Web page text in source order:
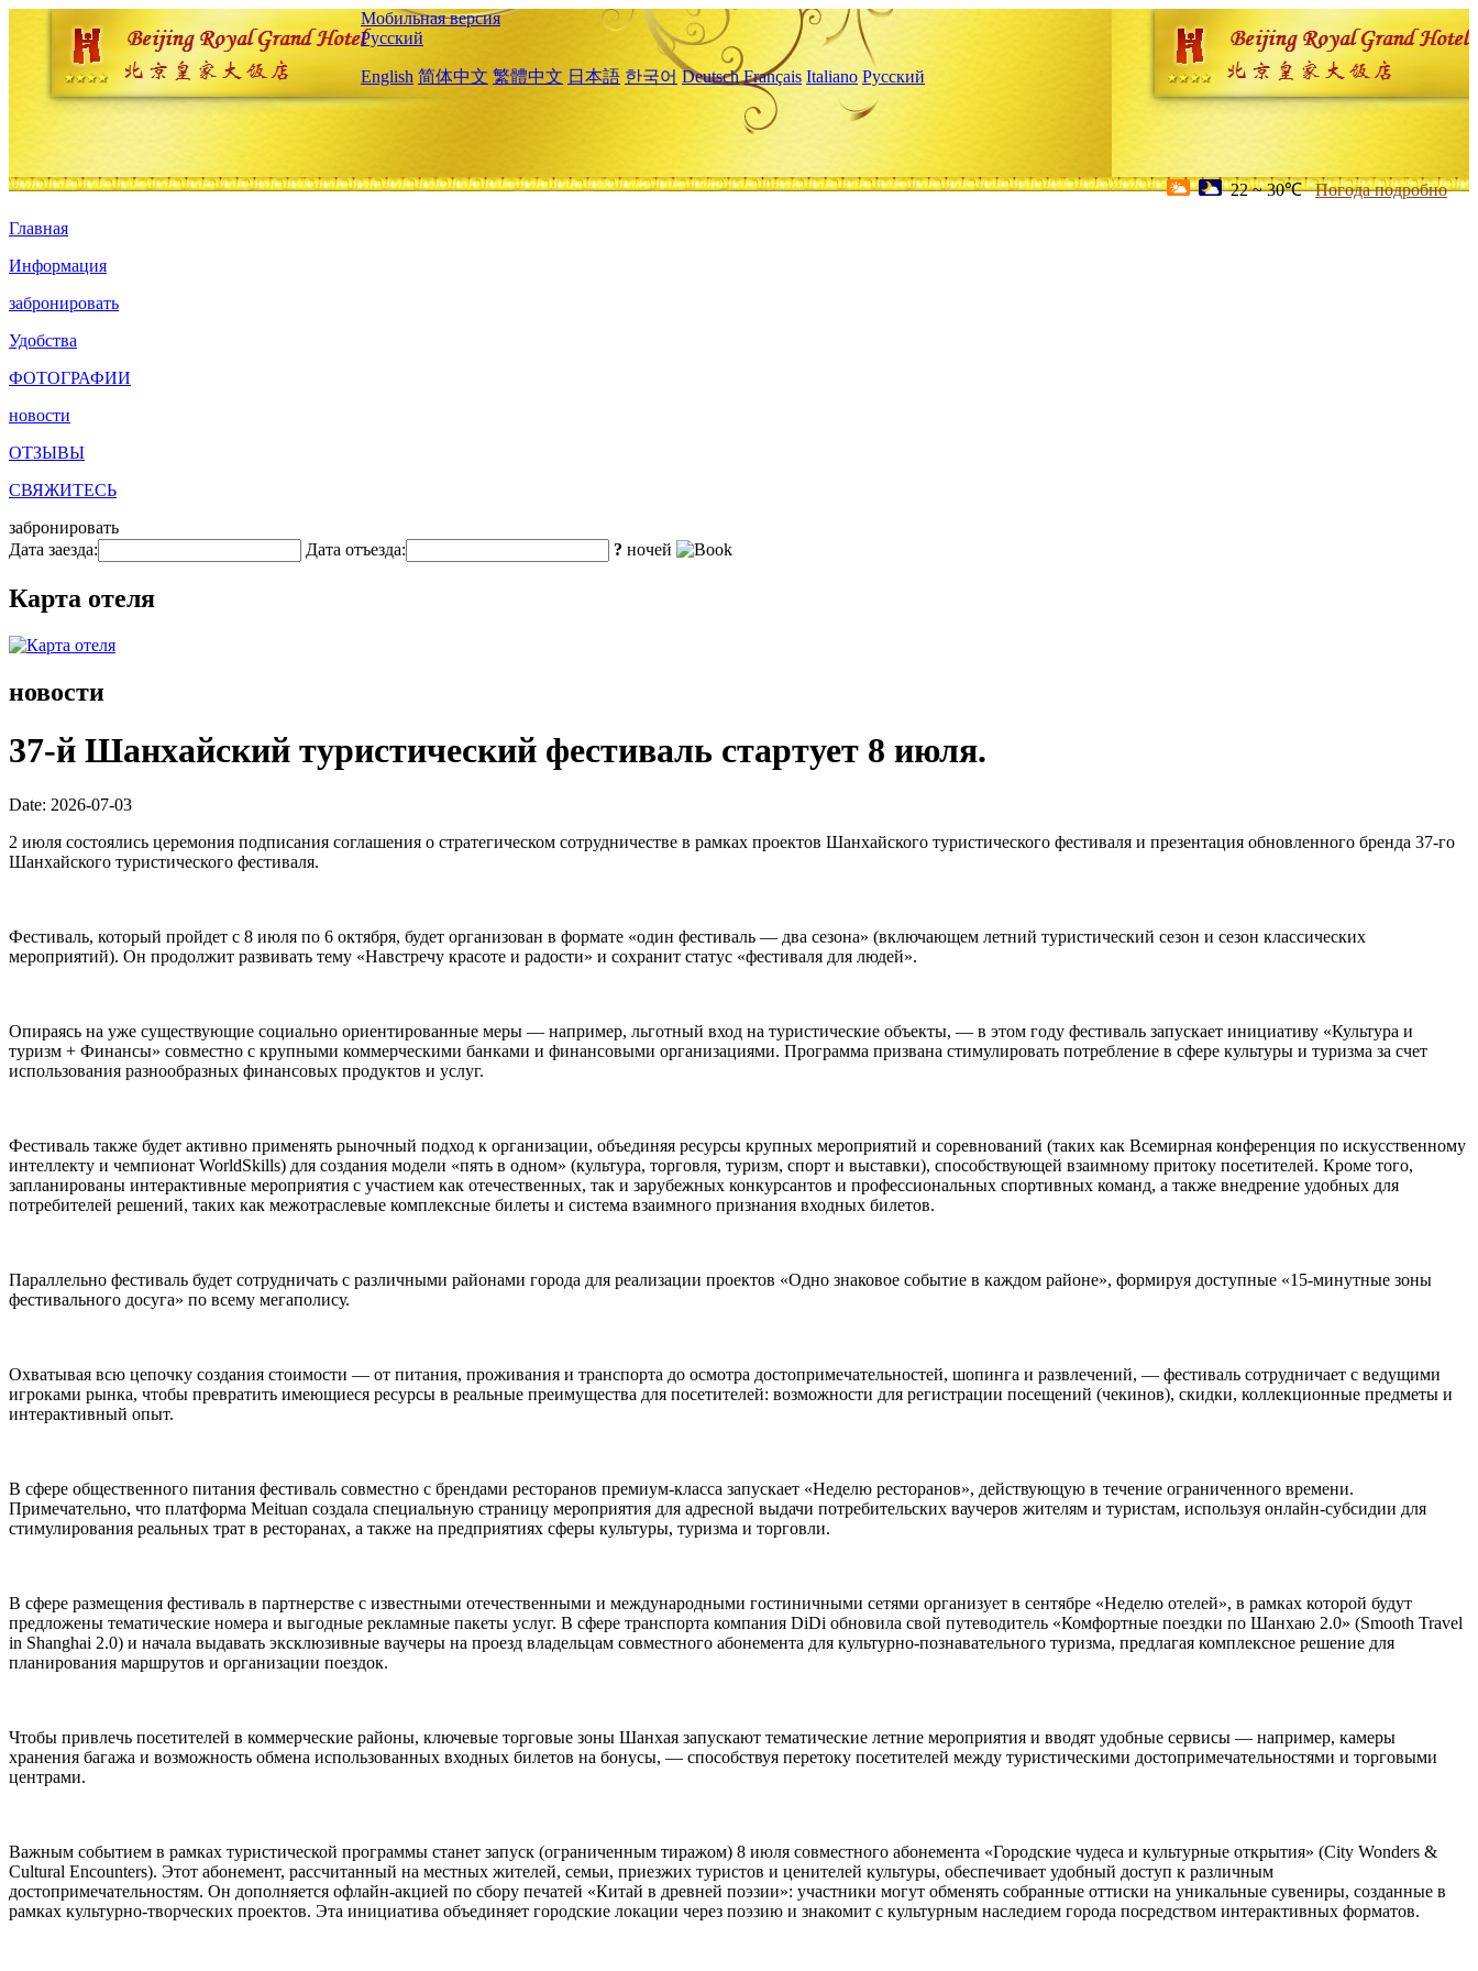
Мобильная версия
Русский
English 简体中文 繁體中文 日本語 한국어 Deutsch Français Italiano Русский
22 ~ 30℃ Погода подробно
Главная
Информация
забронировать
Удобства
ФОТОГРАФИИ
новости
ОТЗЫВЫ
СВЯЖИТЕСЬ
забронировать
Дата заезда:
Дата отъезда: ? ночей
Карта отеля
новости
37-й Шанхайский туристический фестиваль стартует 8 июля.
Date: 2026-07-03
2 июля состоялись церемония подписания соглашения о стратегическом сотрудничестве в рамках проектов Шанхайского туристического фестиваля и презентация обновленного бренда 37-го
Шанхайского туристического фестиваля.
Фестиваль, который пройдет с 8 июля по 6 октября, будет организован в формате «один фестиваль — два сезона» (включающем летний туристический сезон и сезон классических
мероприятий). Он продолжит развивать тему «Навстречу красоте и радости» и сохранит статус «фестиваля для людей».
Опираясь на уже существующие социально ориентированные меры — например, льготный вход на туристические объекты, — в этом году фестиваль запускает инициативу «Культура и
туризм + Финансы» совместно с крупными коммерческими банками и финансовыми организациями. Программа призвана стимулировать потребление в сфере культуры и туризма за счет
использования разнообразных финансовых продуктов и услуг.
Фестиваль также будет активно применять рыночный подход к организации, объединяя ресурсы крупных мероприятий и соревнований (таких как Всемирная конференция по искусственному
интеллекту и чемпионат WorldSkills) для создания модели «пять в одном» (культура, торговля, туризм, спорт и выставки), способствующей взаимному притоку посетителей. Кроме того,
запланированы интерактивные мероприятия с участием как отечественных, так и зарубежных конкурсантов и профессиональных спортивных команд, а также внедрение удобных для
потребителей решений, таких как межотраслевые комплексные билеты и система взаимного признания входных билетов.
Параллельно фестиваль будет сотрудничать с различными районами города для реализации проектов «Одно знаковое событие в каждом районе», формируя доступные «15-минутные зоны
фестивального досуга» по всему мегаполису.
Охватывая всю цепочку создания стоимости — от питания, проживания и транспорта до осмотра достопримечательностей, шопинга и развлечений, — фестиваль сотрудничает с ведущими
игроками рынка, чтобы превратить имеющиеся ресурсы в реальные преимущества для посетителей: возможности для регистрации посещений (чекинов), скидки, коллекционные предметы и
интерактивный опыт.
В сфере общественного питания фестиваль совместно с брендами ресторанов премиум-класса запускает «Неделю ресторанов», действующую в течение ограниченного времени.
Примечательно, что платформа Meituan создала специальную страницу мероприятия для адресной выдачи потребительских ваучеров жителям и туристам, используя онлайн-субсидии для
стимулирования реальных трат в ресторанах, а также на предприятиях сферы культуры, туризма и торговли.
В сфере размещения фестиваль в партнерстве с известными отечественными и международными гостиничными сетями организует в сентябре «Неделю отелей», в рамках которой будут
предложены тематические номера и выгодные рекламные пакеты услуг. В сфере транспорта компания DiDi обновила свой путеводитель «Комфортные поездки по Шанхаю 2.0» (Smooth Travel
in Shanghai 2.0) и начала выдавать эксклюзивные ваучеры на проезд владельцам совместного абонемента для культурно-познавательного туризма, предлагая комплексное решение для
планирования маршрутов и организации поездок.
Чтобы привлечь посетителей в коммерческие районы, ключевые торговые зоны Шанхая запускают тематические летние мероприятия и вводят удобные сервисы — например, камеры
хранения багажа и возможность обмена использованных входных билетов на бонусы, — способствуя перетоку посетителей между туристическими достопримечательностями и торговыми
центрами.
Важным событием в рамках туристической программы станет запуск (ограниченным тиражом) 8 июля совместного абонемента «Городские чудеса и культурные открытия» (City Wonders &
Cultural Encounters). Этот абонемент, рассчитанный на местных жителей, семьи, приезжих туристов и ценителей культуры, обеспечивает удобный доступ к различным
достопримечательностям. Он дополняется офлайн-акцией по сбору печатей «Китай в древней поэзии»: участники могут обменять собранные оттиски на уникальные сувениры, созданные в
рамках культурно-творческих проектов. Эта инициатива объединяет городские локации через поэзию и знакомит с культурным наследием города посредством интерактивных форматов.